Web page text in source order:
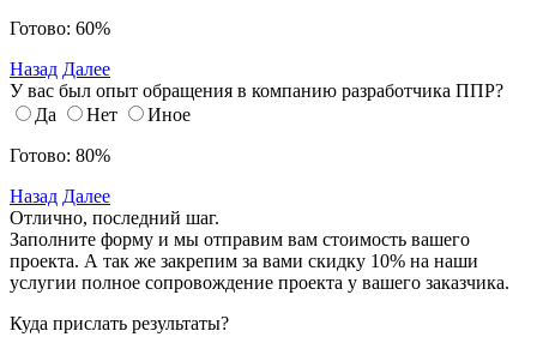
Готово: 60%
Назад Далее
У вас был опыт обращения в компанию разработчика ППР?
Да
Нет
Иное
Готово: 80%
Назад Далее
Отлично, последний шаг.
Заполните форму и мы отправим вам стоимость вашего
проекта. А так же закрепим за вами скидку 10% на наши
услугии полное сопровождение проекта у вашего заказчика.
Куда прислать результаты?